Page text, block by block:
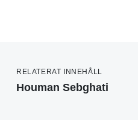
RELATERAT INNEHÅLL
Houman Sebghati